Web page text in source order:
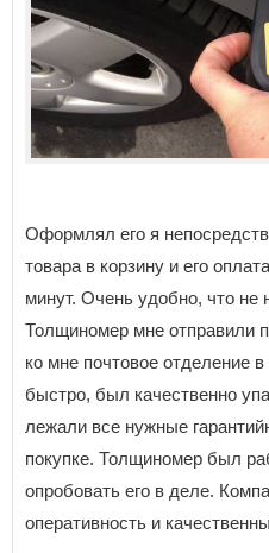
Оформлял его я
товара в корзину и его
минут. Очень удобно, что не
Толщиномер мне отправили
ко мне почтовое отделение
быстро, был качественно
лежали все нужные
покупке. Толщиномер был
опробовать его в деле.
оперативность и